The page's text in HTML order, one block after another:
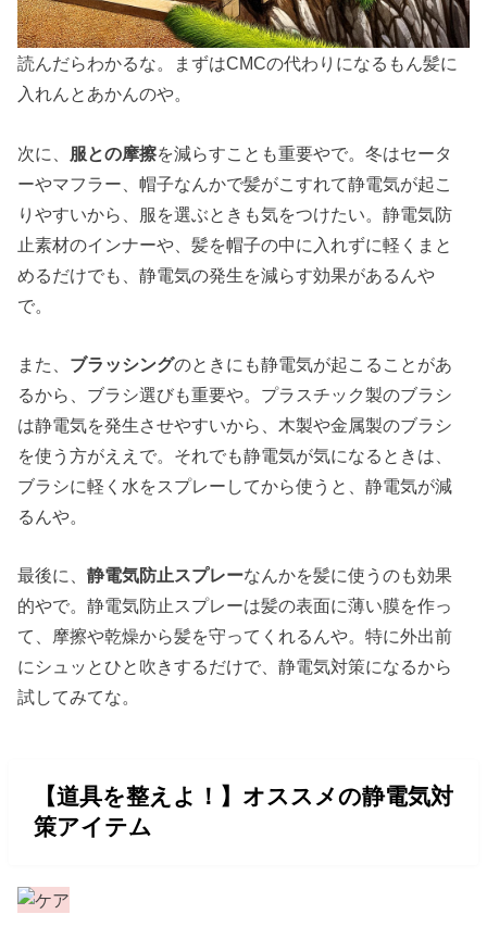
読んだらわかるな。まずはCMCの代わりになるもん髪に
入れんとあかんのや。
次に、 服との摩擦を減らすことも重要やで。冬はセータ
ーやマフラー、帽子なんかで髪がこすれて静電気が起こ
りやすいから、服を選ぶときも気をつけたい。静電気防
止素材のインナーや、髪を帽子の中に入れずに軽くまと
めるだけでも、静電気の発生を減らす効果があるんや
で。
また、 ブラッシングのときにも静電気が起こることがあ
るから、ブラシ選びも重要や。プラスチック製のブラシ
は静電気を発生させやすいから、木製や金属製のブラシ
を使う方がええで。それでも静電気が気になるときは、
ブラシに軽く水をスプレーしてから使うと、静電気が減
るんや。
最後に、静電気防止スプレーなんかを髪に使うのも効果
的やで。静電気防止スプレーは髪の表面に薄い膜を作っ
て、摩擦や乾燥から髪を守ってくれるんや。特に外出前
にシュッとひと吹きするだけで、静電気対策になるから
試してみてな。
【道具を整えよ！】オススメの静電気対
策アイテム